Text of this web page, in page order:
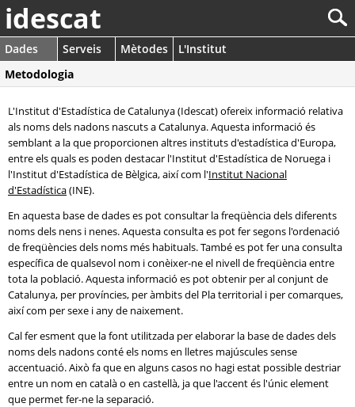
idescat
Dades Serveis Mètodes
L'Institut
Metodologia
L'Institut d'Estadística de Catalunya (Idescat) ofereix informació relativa
als noms dels nadons nascuts a Catalunya. Aquesta informació és
semblant a la que proporcionen altres instituts d'estadística d'Europa,
entre els quals es poden destacar l'Institut d'Estadística de Noruega i
l'Institut d'Estadística de Bèlgica, així com l'Institut Nacional
d'Estadística(INE).
En aquesta base de dades es pot consultar la freqüència dels diferents
noms dels nens i nenes. Aquesta consulta es pot fer segons l'ordenació
de freqüències dels noms més habituals. També es pot fer una consulta
específica de qualsevol nom i conèixer-ne el nivell de freqüència entre
tota la població. Aquesta informació es pot obtenir per al conjunt de
Catalunya, per províncies, per àmbits del Pla territorial i per comarques,
així com per sexe i any de naixement.
Cal fer esment que la font utilitzada per elaborar la base de dades dels
noms dels nadons conté els noms en lletres majúscules sense
accentuació. Això fa que en alguns casos no hagi estat possible destriar
entre un nom en català o en castellà, ja que l'accent és l'únic element
que permet fer-ne la separació.